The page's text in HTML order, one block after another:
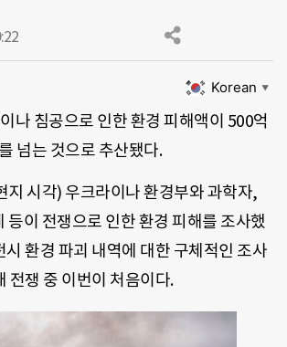
Korean ▼
나 침공으로 인한 환경 피해액이 500억
넘는 것으로 추산됐다.
지 시각) 우크라이나 환경부와 과학자,
등이 전쟁으로 인한 환경 피해를 조사했
시 환경 파괴 내역에 대한 구체적인 조사
전쟁 중 이번이 처음이다.